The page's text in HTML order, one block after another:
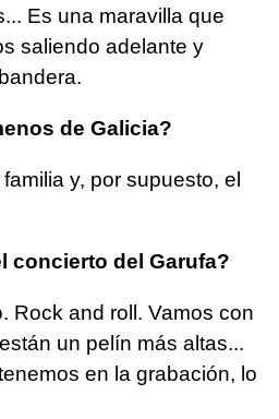
Es una maravilla que
saliendo adelante y
de Galicia?
y, por supuesto, el
concierto del Garufa?
Rock and roll. Vamos con
un pelín más altas...
en la grabación, lo